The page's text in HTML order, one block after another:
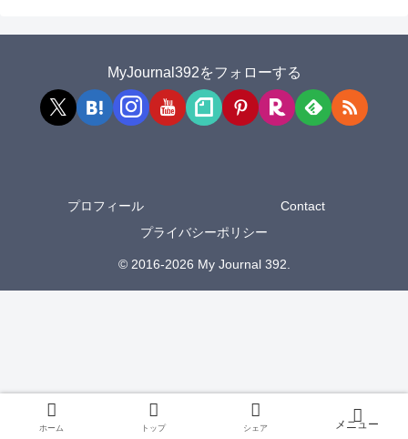
MyJournal392をフォローする
プロフィール
Contact
プライバシーポリシー
© 2016-2026 My Journal 392.
ホーム トップ シェア